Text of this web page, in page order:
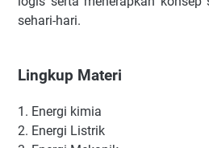
sehari-hari.
Lingkup Materi
1. Energi kimia
2. Energi Listrik